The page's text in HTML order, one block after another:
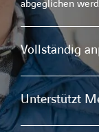
abgeglichen
Vollständig
Unterstützt